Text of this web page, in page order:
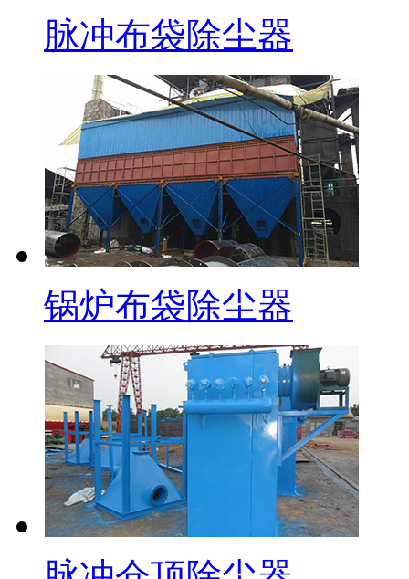
脉冲布袋除尘器
锅炉布袋除尘器